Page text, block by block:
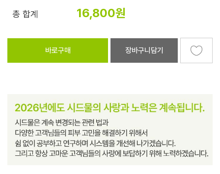
총 합계 16,800원
바로구매 장바구니담기